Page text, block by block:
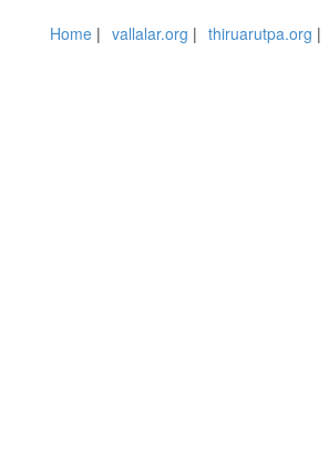
Home | vallalar.org | thiruarutpa.org |